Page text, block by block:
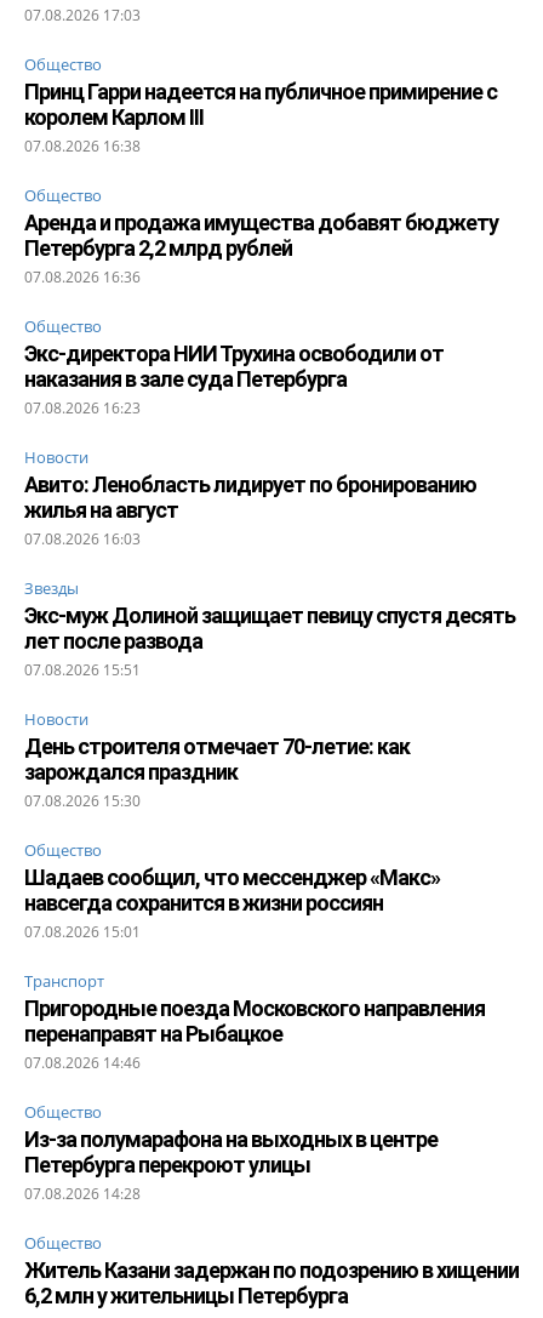
07.08.2026 17:03
Общество
Принц Гарри надеется на публичное примирение с
королем Карлом III
07.08.2026 16:38
Общество
Аренда и продажа имущества добавят бюджету
Петербурга 2,2 млрд рублей
07.08.2026 16:36
Общество
Экс-директора НИИ Трухина освободили от
наказания в зале суда Петербурга
07.08.2026 16:23
Новости
Авито: Ленобласть лидирует по бронированию
жилья на август
07.08.2026 16:03
Звезды
Экс-муж Долиной защищает певицу спустя десять
лет после развода
07.08.2026 15:51
Новости
День строителя отмечает 70-летие: как
зарождался праздник
07.08.2026 15:30
Общество
Шадаев сообщил, что мессенджер «Макс»
навсегда сохранится в жизни россиян
07.08.2026 15:01
Транспорт
Пригородные поезда Московского направления
перенаправят на Рыбацкое
07.08.2026 14:46
Общество
Из-за полумарафона на выходных в центре
Петербурга перекроют улицы
07.08.2026 14:28
Общество
Житель Казани задержан по подозрению в хищении
6,2 млн у жительницы Петербурга